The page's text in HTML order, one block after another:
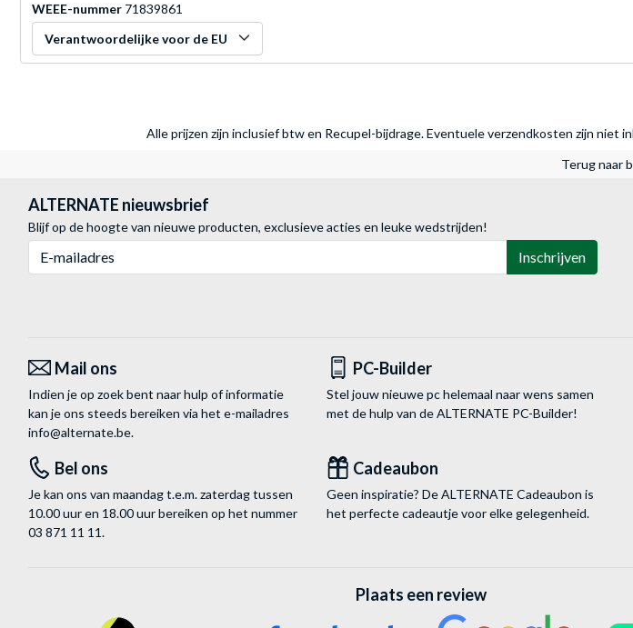
WEEE-nummer 71839861
Verantwoordelijke voor de EU
Alle prijzen zijn inclusief btw en Recupel-bijdrage. Eventuele verzendkosten zijn niet
Terug naar
ALTERNATE nieuwsbrief
Blijf op de hoogte van nieuwe producten, exclusieve acties en leuke wedstrijden!
Inschrijven
Mail ons
Indien je op zoek bent naar hulp of informatie
kan je ons steeds bereiken via het e-mailadres
info@alternate.be.
PC-Builder
Stel jouw nieuwe pc helemaal naar wens samen
met de hulp van de ALTERNATE PC-Builder!
Bel ons
Je kan ons van maandag t.e.m. zaterdag tussen
10.00 uur en 18.00 uur bereiken op het nummer
03 871 11 11.
Cadeaubon
Geen inspiratie? De ALTERNATE Cadeaubon is
het perfecte cadeautje voor elke gelegenheid.
Plaats een review